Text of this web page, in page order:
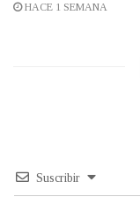
HACE 1 SEMANA
Suscribir